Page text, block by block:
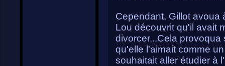
Cependant, Gillot avoua
Lou découvrit qu'il avait
divorcer...Cela
qu'elle l'aimait comme
souhaitait aller étudier à